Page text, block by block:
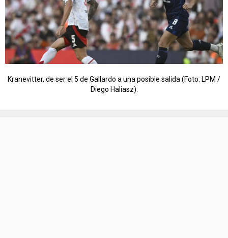
Kranevitter, de ser el 5 de Gallardo a una posible salida (Foto: LPM /
Diego Haliasz).